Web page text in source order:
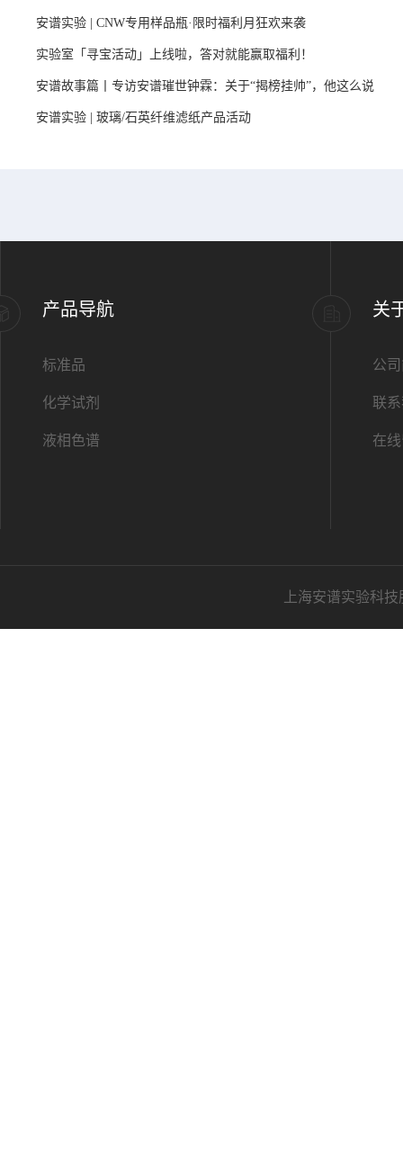
安谱实验 | CNW专用样品瓶·限时福利月狂欢来袭
实验室「寻宝活动」上线啦，答对就能赢取福利！
安谱故事篇丨专访安谱璀世钟霖：关于“揭榜挂帅”，他这么说
安谱实验 | 玻璃/石英纤维滤纸产品活动
产品导航
标准品
化学试剂
液相色谱
关
公
联
在
上海安谱实验科